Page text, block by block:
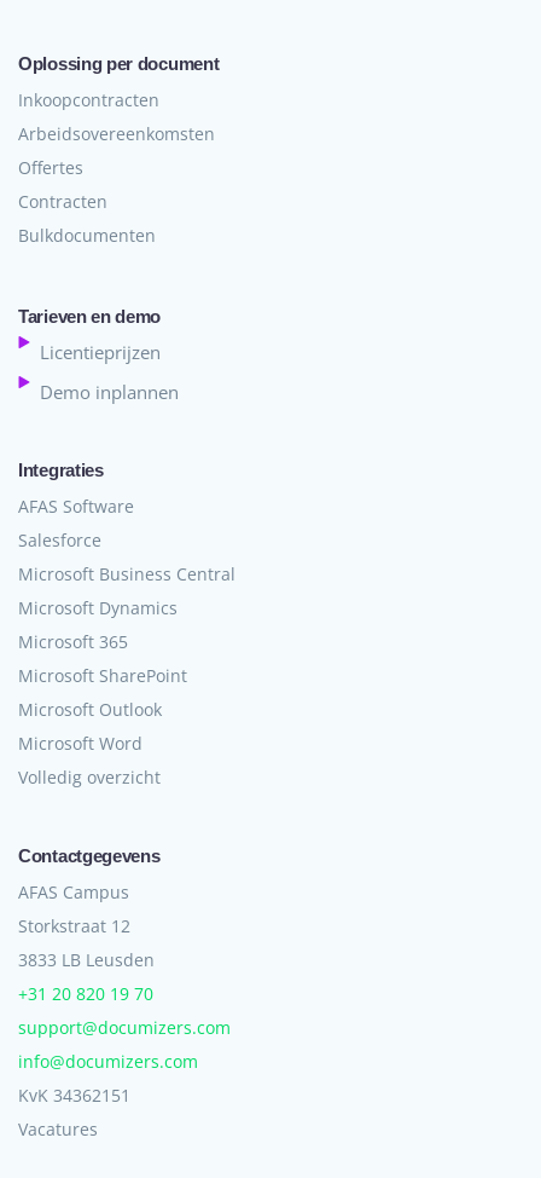
Oplossing per document
Inkoopcontracten
Arbeidsovereenkomsten
Offertes
Contracten
Bulkdocumenten
Tarieven en demo
Licentieprijzen
Demo inplannen
Integraties
AFAS Software
Salesforce
Microsoft Business Central
Microsoft Dynamics
Microsoft 365
Microsoft SharePoint
Microsoft Outlook
Microsoft Word
Volledig overzicht
Contactgegevens
AFAS Campus
Storkstraat 12
3833 LB Leusden
+31 20 820 19 70
support@documizers.com
info@documizers.com
KvK 34362151
Vacatures